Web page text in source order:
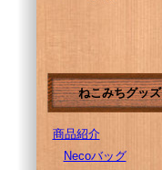
ねこみちグッズ
商品紹介
Necoバッグ